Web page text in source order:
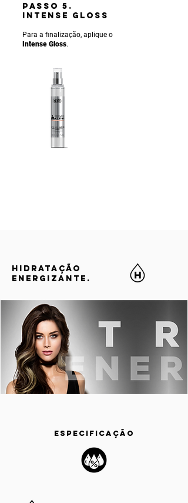
PASSO 5.
INTENSE gLOSS
Para a finalização, aplique o
Intense Gloss.
HIDRATAÇÃO
ENERGIZANTE.
ESPECIFICAÇÃO